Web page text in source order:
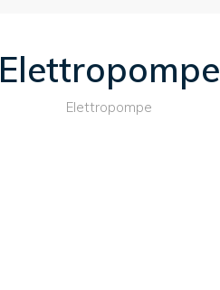
Elettropompe
Elettropompe